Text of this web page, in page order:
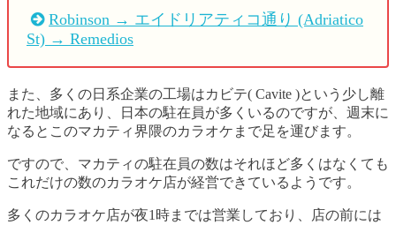
Robinson → エイドリアティコ通り (Adriatico
St) → Remedios
また、多くの日系企業の工場はカビテ( Cavite )という少し離
れた地域にあり、日本の駐在員が多くいるのですが、週末に
なるとこのマカティ界隈のカラオケまで足を運びます。
ですので、マカティの駐在員の数はそれほど多くはなくても
これだけの数のカラオケ店が経営できているようです。
多くのカラオケ店が夜1時までは営業しており、店の前には